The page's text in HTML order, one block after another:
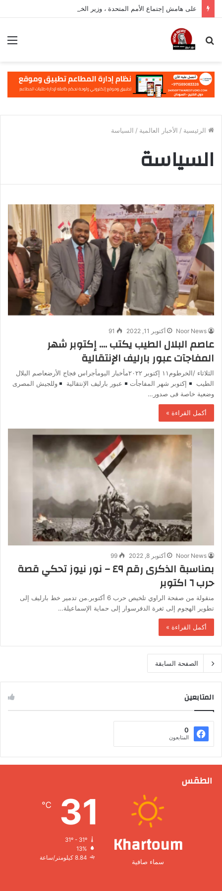
بحث
الرئيسية / الأخبار العالمية / السياسة
السياسة
Noor News أكتوبر 11, 2022 91
عاصم البلال الطيب يكتب …. إكتوبر شهر
المفاجآت عبور بارليف الإنتقالية
الثلاثاء /الخرطوم١١ إكتوبر ٢٠٢٢مأخبار اليومأجراس فجاج الأرضعاصم البلال
الطيب
إكتوبر شهر المفاجأت عبور بارليف الإنتقالية
وللجيش المصرى
وضعية خاصة فى صدور…
أكمل القراءة »
Noor News أكتوبر 8, 2022 99
بمناسبة الذكرى رقم ٤٩ – نور نيوز تحكي قصة
حرب ٦ اكتوبر
منقولة من صفحة الراوي تلخيص حرب 6 أكتوبر.من تدمير خط بارليف إلى
تطوير الهجوم إلى ثغرة الدفرسوار إلى حماية الإسماعيلة…
أكمل القراءة »
الصفحة السابقة
المتابعين
0
المتابعون
الطقس
Khartoum
سماء صافية
31
℃
31º - 31º
13%
8.84 كيلومتر/ساعة